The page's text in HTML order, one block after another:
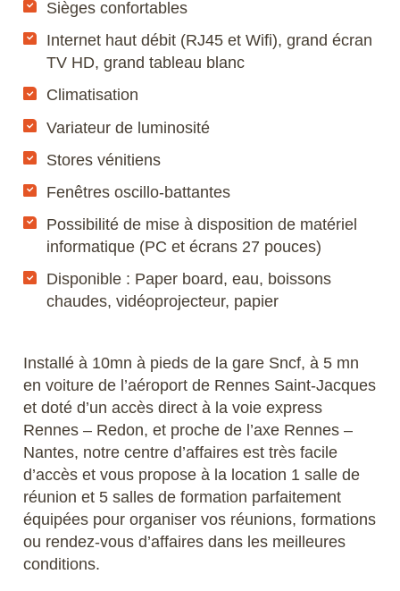
Sièges confortables
Internet haut débit (RJ45 et Wifi), grand écran
TV HD, grand tableau blanc
Climatisation
Variateur de luminosité
Stores vénitiens
Fenêtres oscillo-battantes
Possibilité de mise à disposition de matériel
informatique (PC et écrans 27 pouces)
Disponible : Paper board, eau, boissons
chaudes, vidéoprojecteur, papier
Installé à 10mn à pieds de la gare Sncf, à 5 mn
en voiture de l’aéroport de Rennes Saint-Jacques
et doté d’un accès direct à la voie express
Rennes – Redon, et proche de l’axe Rennes –
Nantes, notre centre d’affaires est très facile
d’accès et vous propose à la location 1 salle de
réunion et 5 salles de formation parfaitement
équipées pour organiser vos réunions, formations
ou rendez-vous d’affaires dans les meilleures
conditions.